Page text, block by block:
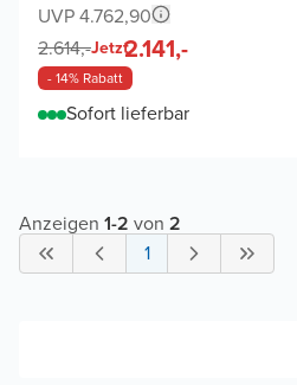
UVP 4.762,90
2.614,-Jetzt2.141,-
- 14% Rabatt
Sofort lieferbar
Anzeigen 1-2 von 2
1